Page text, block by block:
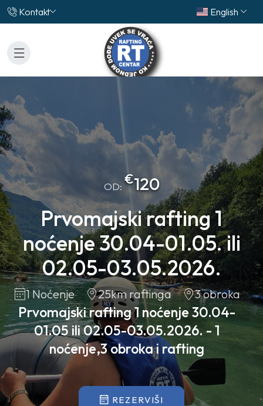
Kontakt English
OD: €120
Prvomajski rafting 1
noćenje 30.04-01.05. ili
02.05-03.05.2026.
1 Noćenje 25km raftinga 3 obroka
Prvomajski rafting 1 noćenje 30.04-
01.05 ili 02.05-03.05.2026. - 1
noćenje,3 obroka i rafting
REZERVIŠI